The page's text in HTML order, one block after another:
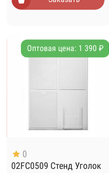
Оптовая цена: 1 390 ₽
0
02FC0509 Стенд Уголок